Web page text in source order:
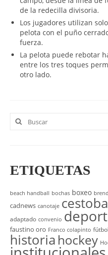
de la redecilla divisoria.
Los jugadores utilizan
pelota con el puño
fuerza.
La pelota puede rebotar
entre los tres toques
otro lado.
Buscar
por:
ETIQUETAS
beach handball bochas boxeo
cadnews canotaje
adaptado convenio
faustino oro Franco colapinto fútbol
historia hockey